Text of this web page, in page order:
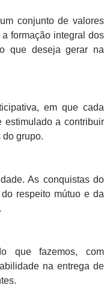
conjunto de valores
formação integral dos
que deseja gerar na
em que cada
estimulado a contribuir
grupo.
As conquistas do
respeito mútuo e da
que fazemos, com
na entrega de